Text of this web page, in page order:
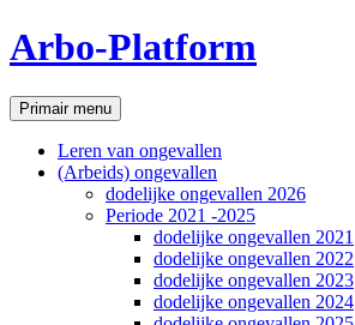
Ga
naar
inhoud
Arbo-Platform
Zoeken
Primair menu
Leren van ongevallen
(Arbeids) ongevallen
dodelijke ongevallen 2026
Periode 2021 -2025
dodelijke ongevallen 2021
dodelijke ongevallen 2022
dodelijke ongevallen 2023
dodelijke ongevallen 2024